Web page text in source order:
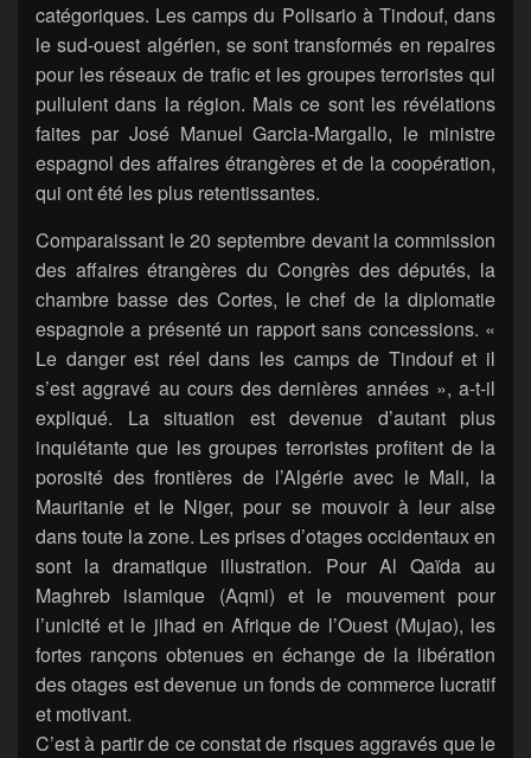
catégoriques. Les camps du Polisario à Tindouf, dans
le sud-ouest algérien, se sont transformés en repaires
pour les réseaux de trafic et les groupes terroristes qui
pullulent dans la région. Mais ce sont les révélations
faites par José Manuel Garcia-Margallo, le ministre
espagnol des affaires étrangères et de la coopération,
qui ont été les plus retentissantes.
Comparaissant le 20 septembre devant la commission
des affaires étrangères du Congrès des députés, la
chambre basse des Cortes, le chef de la diplomatie
espagnole a présenté un rapport sans concessions. «
Le danger est réel dans les camps de Tindouf et il
s’est aggravé au cours des dernières années », a-t-il
expliqué. La situation est devenue d’autant plus
inquiétante que les groupes terroristes profitent de la
porosité des frontières de l’Algérie avec le Mali, la
Mauritanie et le Niger, pour se mouvoir à leur aise
dans toute la zone. Les prises d’otages occidentaux en
sont la dramatique illustration. Pour Al Qaïda au
Maghreb islamique (Aqmi) et le mouvement pour
l’unicité et le jihad en Afrique de l’Ouest (Mujao), les
fortes rançons obtenues en échange de la libération
des otages est devenue un fonds de commerce lucratif
et motivant.
C’est à partir de ce constat de risques aggravés que le